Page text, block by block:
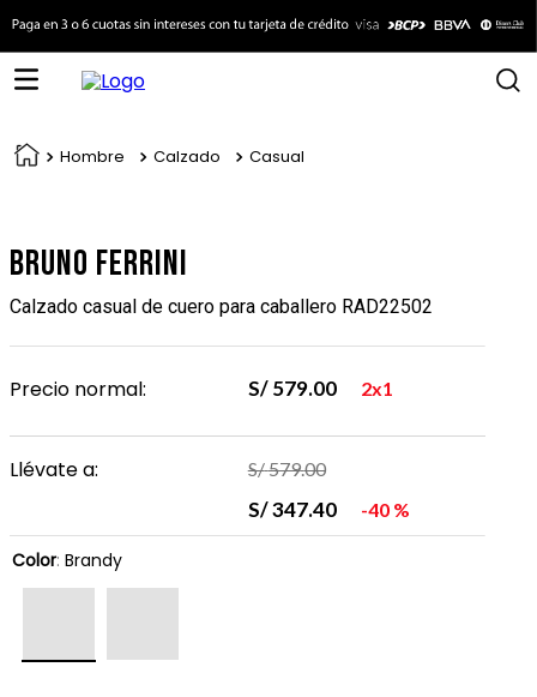
Hombre Calzado Casual
Bruno Ferrini
Calzado casual de cuero para caballero RAD22502
Precio normal: S/ 579.00 2x1
Llévate a: S/579.00
S/347.40 40 %
Color: Brandy